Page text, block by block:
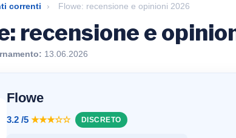
correnti › Flowe: recensione e opinioni 2026
recensione e
13.06.2026
Flowe
3.2 /5 ★★★☆☆ DISCRETO